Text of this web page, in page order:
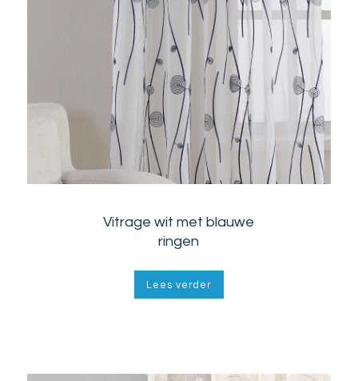
Vitrage wit met blauwe
ringen
Lees verder